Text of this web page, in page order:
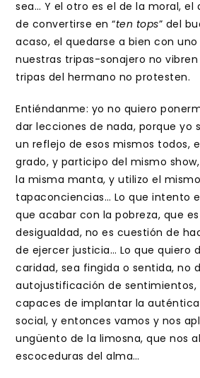
sea… Y el otro es el de la moral, el
de convertirse en “ten tops” del
acaso, el quedarse a bien con
nuestras tripas-sonajero no
tripas del hermano no protesten.
Entiéndanme: yo no quiero
dar lecciones de nada, porque yo
un reflejo de esos mismos todos,
grado, y participo del mismo
la misma manta, y utilizo el
tapaconciencias… Lo que intento
que acabar con la pobreza, que
desigualdad, no es cuestión de
de ejercer justicia… Lo que quiero
caridad, sea fingida o sentida, no
autojustificación de sentimientos,
capaces de implantar la
social, y entonces vamos y nos
ungüento de la limosna, que nos
escoceduras del alma…